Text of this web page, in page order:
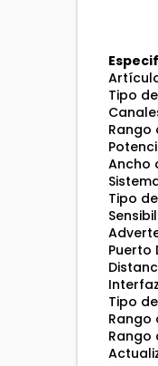
Tipo
Rango
Ancho
Tipo
Puerto
Tipo
Rango